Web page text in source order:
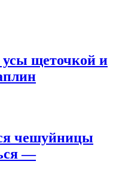
щеточкой и
чешуйницы
—